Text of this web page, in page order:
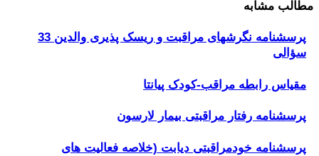
مطالب مشابه
پرسشنامه نگرشهای مراقبت و ریسک پذیری والدین 33
سؤالی
مقیاس رابطه مراقب-کودک پیانتا
پرسشنامه رفتار مراقبتی بیمار لارسون
پرسشنامه خودمراقبتی دیابت (خلاصه فعالیت های